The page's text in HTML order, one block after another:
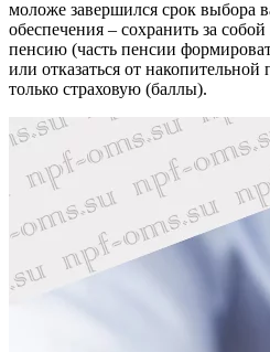
моложе завершился срок выбора
обеспечения – сохранить за
пенсию (часть пенсии
или отказаться от
только страховую (баллы).